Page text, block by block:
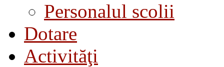
Personalul scolii
Dotare
Activităţi